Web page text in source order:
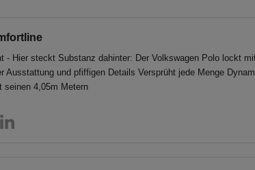
- Hier steckt Substanz dahinter: Der Volkswagen Polo lockt
Ausstattung und pfiffigen Details Versprüht jede Menge
seinen 4,05m Metern